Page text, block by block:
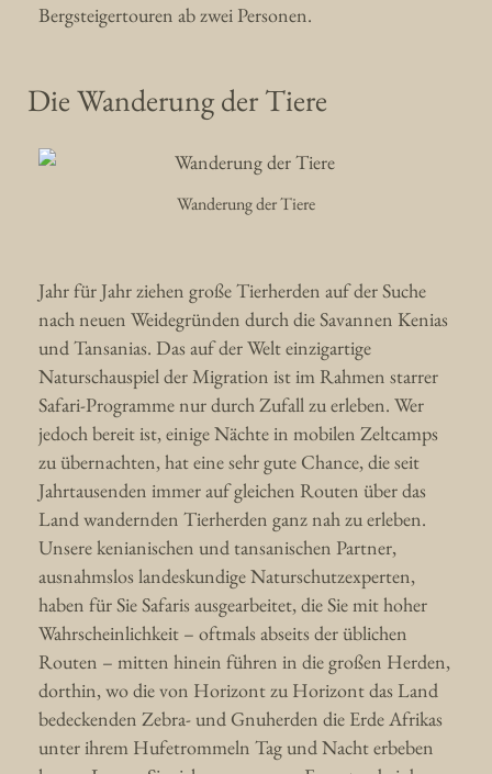
Bergsteigertouren ab zwei Personen.
Die Wanderung der Tiere
Wanderung der Tiere
Jahr für Jahr ziehen große Tierherden auf der Suche
nach neuen Weidegründen durch die Savannen Kenias
und Tansanias. Das auf der Welt einzigartige
Naturschauspiel der Migration ist im Rahmen starrer
Safari-Programme nur durch Zufall zu erleben. Wer
jedoch bereit ist, einige Nächte in mobilen Zeltcamps
zu übernachten, hat eine sehr gute Chance, die seit
Jahrtausenden immer auf gleichen Routen über das
Land wandernden Tierherden ganz nah zu erleben.
Unsere kenianischen und tansanischen Partner,
ausnahmslos landeskundige Naturschutzexperten,
haben für Sie Safaris ausgearbeitet, die Sie mit hoher
Wahrscheinlichkeit – oftmals abseits der üblichen
Routen – mitten hinein führen in die großen Herden,
dorthin, wo die von Horizont zu Horizont das Land
bedeckenden Zebra- und Gnuherden die Erde Afrikas
unter ihrem Hufetrommeln Tag und Nacht erbeben